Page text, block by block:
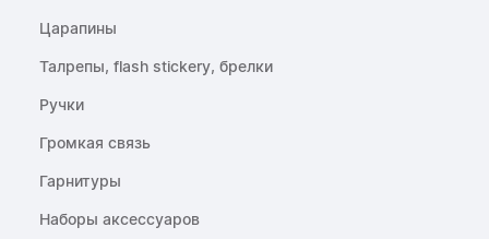
Царапины
Талрепы, flash stickery, брелки
Ручки
Громкая связь
Гарнитуры
Наборы аксессуаров